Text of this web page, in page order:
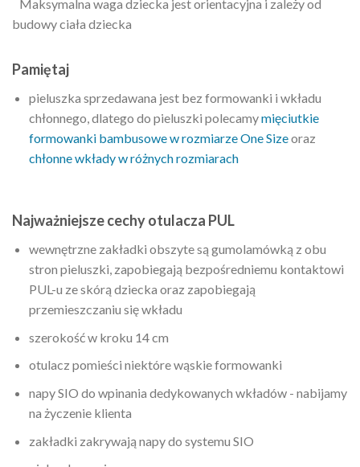
Maksymalna waga dziecka jest orientacyjna i zależy od
budowy ciała dziecka
Pamiętaj
pieluszka sprzedawana jest bez formowanki i wkładu
chłonnego, dlatego do pieluszki polecamymięciutkie
formowanki bambusowe w rozmiarze One Sizeoraz
chłonne wkłady w różnych rozmiarach
Najważniejsze cechy otulacza PUL
wewnętrzne zakładki obszyte są gumolamówką z obu
stron pieluszki, zapobiegają bezpośredniemu kontaktowi
PUL-u ze skórą dziecka oraz zapobiegają
przemieszczaniu się wkładu
szerokość w kroku 14 cm
otulacz pomieści niektóre wąskie formowanki
napy SIO do wpinania dedykowanych wkładów - nabijamy
na życzenie klienta
zakładki zakrywają napy do systemu SIO